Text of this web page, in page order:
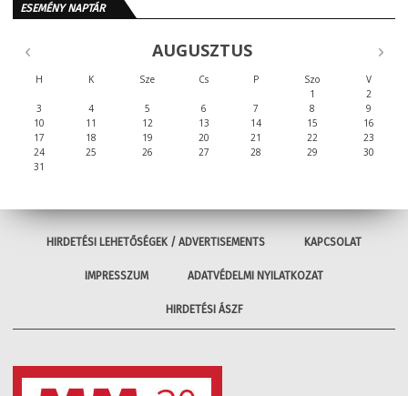
ESEMÉNY NAPTÁR
AUGUSZTUS
H K Sze Cs P Szo
V
1
2
3
4 5 6 7 8
9
10
11 12 13 14 15
16
17
18 19 20 21 22
23
24
25 26 27 28 29
30
31
HIRDETÉSI LEHETŐSÉGEK / ADVERTISEMENTS KAPCSOLAT
IMPRESSZUM ADATVÉDELMI NYILATKOZAT
HIRDETÉSI ÁSZF